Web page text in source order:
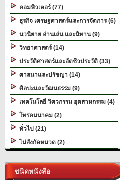
คอมพิวเตอร์ (77)
ธุรกิจ เศรษฐศาสตร์และการจัดการ (6)
นวนิยาย อ่านเล่น และนิทาน (9)
วิทยาศาสตร์ (14)
ประวัติศาสตร์และอัตชีวประวัติ (33)
ศาสนาและปรัชญา (14)
ศิลปะและวัฒนธรรม (9)
เทคโนโลยี วิศวกรรม อุตสาหกรรม (4)
โทรคมนาคม (2)
ทั่วไป (21)
ไม่สังกัดหมวด (2)
ชนิดหนังสือ